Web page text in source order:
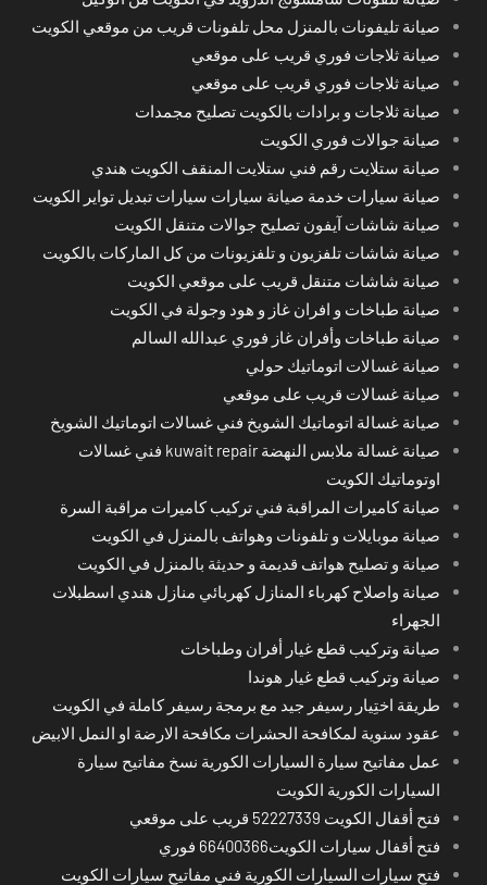
صيانة تليفونات بالمنزل محل تلفونات قريب من موقعي الكويت
صيانة ثلاجات فوري قريب على موقعي
صيانة ثلاجات فوري قريب على موقعي
صيانة ثلاجات و برادات بالكويت تصليح مجمدات
صيانة جوالات فوري الكويت
صيانة ستلايت رقم فني ستلايت المنقف الكويت هندي
صيانة سيارات خدمة صيانة سيارات سيارات تبديل تواير الكويت
صيانة شاشات آيفون تصليح جوالات متنقل الكويت
صيانة شاشات تلفزيون و تلفزيونات من كل الماركات بالكويت
صيانة شاشات متنقل قريب على موقعي الكويت
صيانة طباخات و افران غاز و هود وجولة في الكويت
صيانة طباخات وأفران غاز فوري عبدالله السالم
صيانة غسالات اتوماتيك حولي
صيانة غسالات قريب على موقعي
صيانة غسالة اتوماتيك الشويخ فني غسالات اتوماتيك الشويخ
صيانة غسالة ملابس النهضة kuwait repair فني غسالات
اوتوماتيك الكويت
صيانة كاميرات المراقبة فني تركيب كاميرات مراقبة السرة
صيانة موبايلات و تلفونات وهواتف بالمنزل في الكويت
صيانة و تصليح هواتف قديمة و حديثة بالمنزل في الكويت
صيانة واصلاح كهرباء المنازل كهربائي منازل هندي اسطبلات
الجهراء
صيانة وتركيب قطع غيار أفران وطباخات
صيانة وتركيب قطع غيار هوندا
طريقة اختِيار رسيفر جيد مع برمجة رسيفر كاملة في الكويت
عقود سنوية لمكافحة الحشرات مكافحة الارضة او النمل الابيض
عمل مفاتيح سيارة السيارات الكورية نسخ مفاتيح سيارة
السيارات الكورية الكويت
فتح أقفال الكويت 52227339 قريب على موقعي
فتح أقفال سيارات الكويت66400366 فوري
فتح سيارات السيارات الكورية فني مفاتيح سيارات الكويت